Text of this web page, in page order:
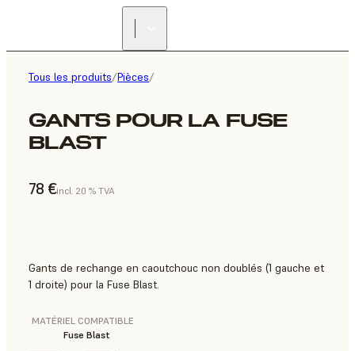
Tous les produits/Pièces/
GANTS POUR LA FUSE
BLAST
78 €incl. 20 % TVA
Gants de rechange en caoutchouc non doublés (1 gauche et
1 droite) pour la Fuse Blast.
MATÉRIEL COMPATIBLE
Fuse Blast